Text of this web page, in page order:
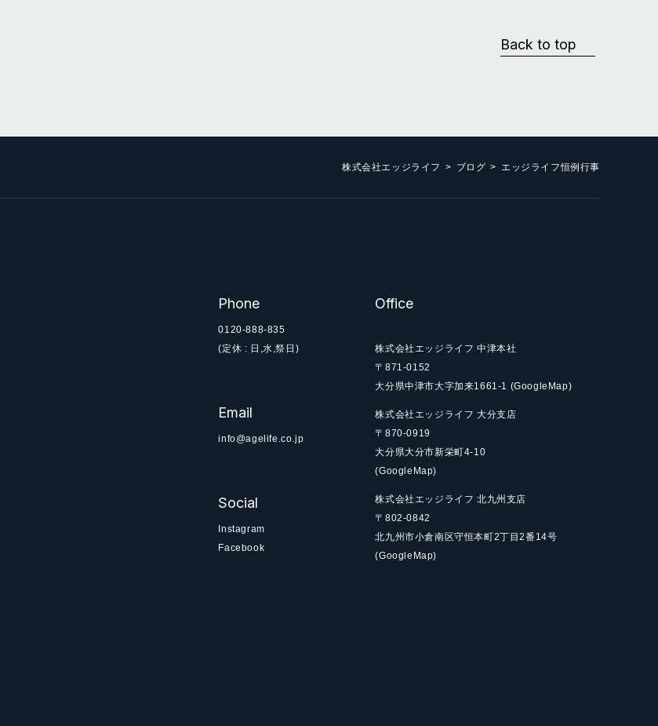
Back to top
株式会社エッジライフ ブログ エッジライフ恒例行事
Phone
0120-888-835
(定休 : 日,水,祭日)
Email
info@agelife.co.jp
Social
Instagram
Facebook
Office
株式会社エッジライフ 中津本社
〒871-0152
大分県中津市大字加来1661-1 (GoogleMap)
株式会社エッジライフ 大分支店
〒870-0919
大分県大分市新栄町4-10
(GoogleMap)
株式会社エッジライフ 北九州支店
〒802-0842
北九州市小倉南区守恒本町2丁目2番14号
(GoogleMap)